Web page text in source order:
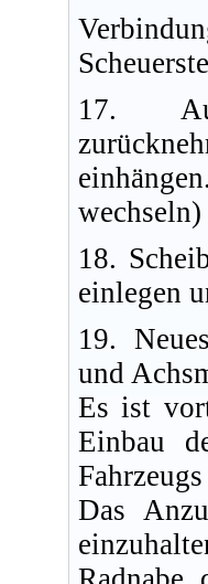
17.
wechseln)
18.
einlegen
19.
und
Es ist
Einbau
Das